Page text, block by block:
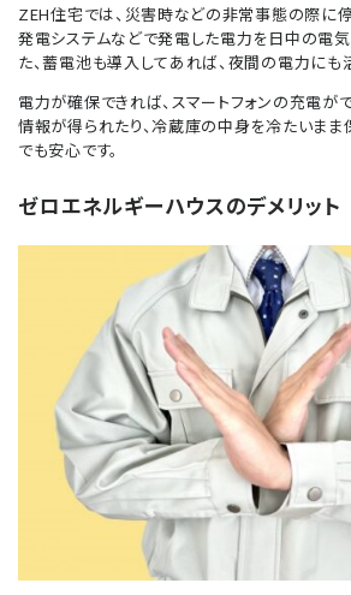
ZEH住宅では、災害時などの非常事態の際に
発電システムなどで発電した電力を日中の電気
た、蓄電池も導入してあれば、夜間の電力にも
電力が確保できれば、スマートフォンの充電が
情報が得られたり、冷蔵庫の中身を冷たいまま
でも安心です。
ゼロエネルギーハウスのデメリット